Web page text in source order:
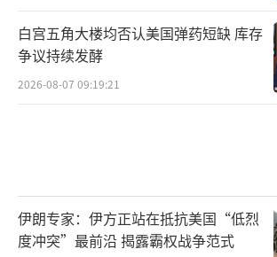
此前，为报复美国对进口
税，毗邻美国的加拿大安大略
有输美电力征收25%的附加税。
月2日美国加征加拿大汽车关税
汽车业歇菜。
白宫五角大楼均否认美国弹药短缺 库存
争议持续发酵
2026-08-07 09:19:21
伊朗专家：伊方正站在抵抗美国“低烈
度冲突”最前沿 揭露霸权战争范式